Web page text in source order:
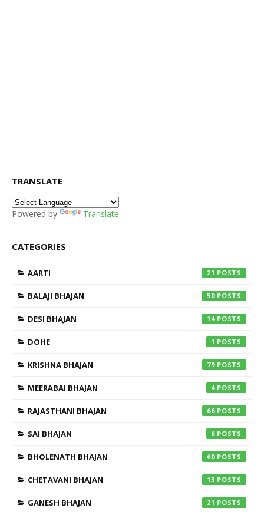
TRANSLATE
Powered by Translate
CATEGORIES
AARTI 21
BALAJI BHAJAN 50
DESI BHAJAN 14
DOHE 1
KRISHNA BHAJAN 79
MEERABAI BHAJAN 4
RAJASTHANI BHAJAN 66
SAI BHAJAN 6
BHOLENATH BHAJAN 60
CHETAVANI BHAJAN 13
GANESH BHAJAN 21